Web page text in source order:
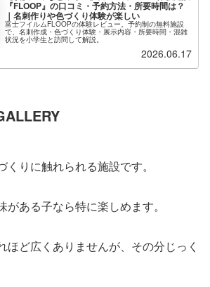
『FLOOP』の口コミ・予約方法・所要時間は？
｜名刺作りや色づくり体験が楽しい
富士フイルムFLOOPの体験レビュー。予約制の無料施設
で、名刺作成・色づくり体験・展示内容・所要時間・混雑
状況を小学生と訪問して解説。
2026.06.17
りに触れられる施設です。
がある子なら特に楽しめます。
ほど広くありませんが、その分じっく